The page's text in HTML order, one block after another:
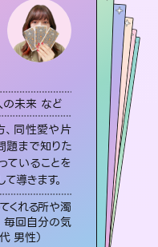
の未来 など
、同性愛や片
題まで知りた
ていることを
導きます。
くれる所や濁
毎回自分の気
男性）
年の差 など
などの報告実績
て2万超の施術経
鑑定で、より良
す。
た。しかもこち
に視えていらっ
（30代女性）
ィング
ゴリ
復縁 など
もの選択肢があり
くくなっているあな
つけ、その未来を
バイスします。
間関係、本心など
びっくり。対策が
ます（40代）
オラクル
カテゴリ
人の気持ち など
て
で丁寧に読み解き、恋や人生のヒントを優しく引き出します。
ー
みたいに晴れまし
らっしゃるんだなと
女性）
ル・リーディング
談カテゴリ
人の気持ち、復縁 など
いて
中でも特に「曖昧な関
意としており、友達以上
手との今後や本音を丁
成就へと導きます。
ュー
てアドバイス通りに行
してきました。ありが
（40代 女性）
ラ
ル・リーディング
談カテゴリ
人の気持ち、復縁 など
ついて
の歴史を持つ東洋最古の
で詳細まで占い、幸せへ向
します。厳しい結果にも具
お伝えします。
ビュー
っかり聞いて鑑定して
気持ちが楽になりまし
）